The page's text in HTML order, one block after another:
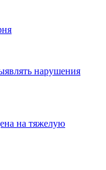
нарушения
на тяжелую